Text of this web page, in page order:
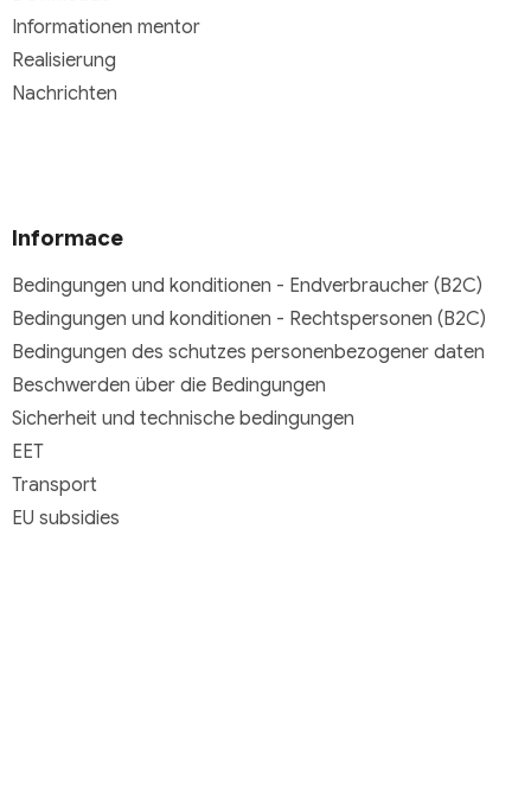
Informationen mentor
Realisierung
Nachrichten
Informace
Bedingungen und konditionen - Endverbraucher (B2C)
Bedingungen und konditionen - Rechtspersonen (B2C)
Bedingungen des schutzes personenbezogener daten
Beschwerden über die Bedingungen
Sicherheit und technische bedingungen
EET
Transport
EU subsidies